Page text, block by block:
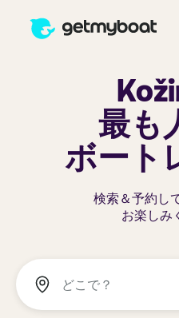
最も
ボート
検索＆予約し
お楽しみ